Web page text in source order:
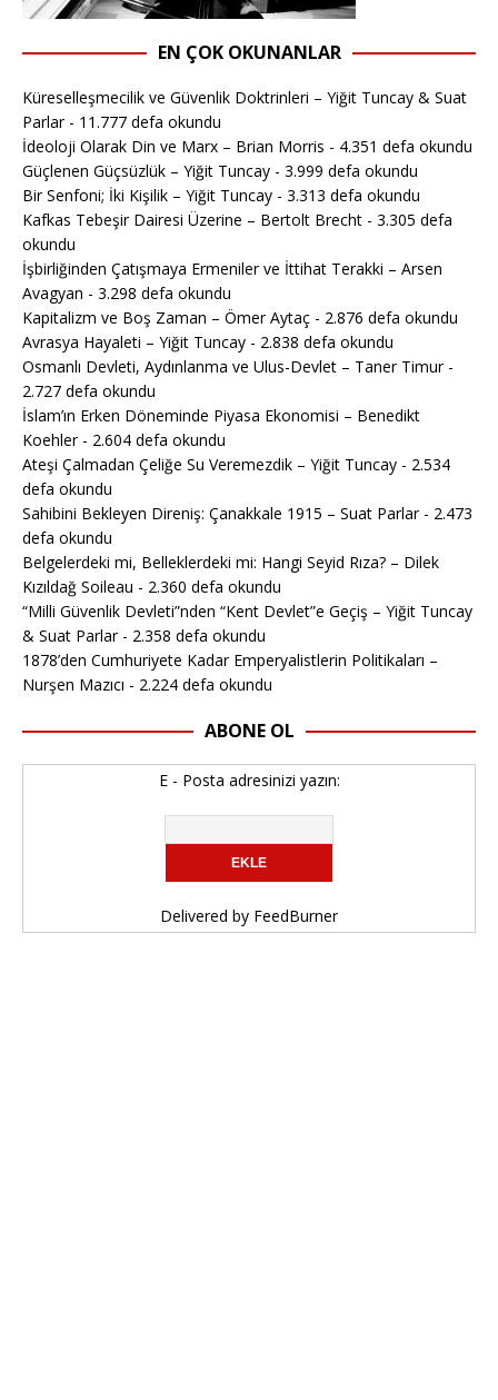
EN ÇOK OKUNANLAR
Küreselleşmecilik ve Güvenlik Doktrinleri – Yiğit Tuncay & Suat
Parlar- 11.777 defa okundu
İdeoloji Olarak Din ve Marx – Brian Morris - 4.351 defa okundu
Güçlenen Güçsüzlük – Yiğit Tuncay - 3.999 defa okundu
Bir Senfoni; İki Kişilik – Yiğit Tuncay - 3.313 defa okundu
Kafkas Tebeşir Dairesi Üzerine – Bertolt Brecht - 3.305 defa
okundu
İşbirliğinden Çatışmaya Ermeniler ve İttihat Terakki – Arsen
Avagyan - 3.298 defa okundu
Kapitalizm ve Boş Zaman – Ömer Aytaç - 2.876 defa okundu
Avrasya Hayaleti – Yiğit Tuncay - 2.838 defa okundu
Osmanlı Devleti, Aydınlanma ve Ulus-Devlet – Taner Timur-
2.727 defa okundu
İslam’ın Erken Döneminde Piyasa Ekonomisi – Benedikt
Koehler- 2.604 defa okundu
Ateşi Çalmadan Çeliğe Su Veremezdik – Yiğit Tuncay - 2.534
defa okundu
Sahibini Bekleyen Direniş: Çanakkale 1915 – Suat Parlar- 2.473
defa okundu
Belgelerdeki mi, Belleklerdeki mi: Hangi Seyid Rıza? – Dilek
Kızıldağ Soileau - 2.360 defa okundu
“Milli Güvenlik Devleti”nden “Kent Devlet”e Geçiş – Yiğit Tuncay
& Suat Parlar- 2.358 defa okundu
1878’den Cumhuriyete Kadar Emperyalistlerin Politikaları –
Nurşen Mazıcı - 2.224 defa okundu
ABONE OL
E - Posta adresinizi yazın:
Delivered by FeedBurner